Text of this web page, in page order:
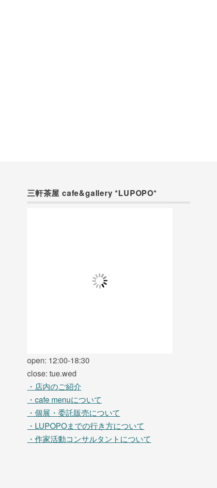
三軒茶屋 cafe&gallery *LUPOPO*
open: 12:00-18:30
close: tue.wed
・店内のご紹介
・cafe menuについて
・個展・委託販売について
・LUPOPOまでの行き方について
・作家活動コンサルタントについて